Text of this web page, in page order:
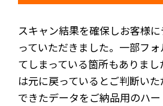
スキャン結果を確保しお客様
っていただきました。一部フ
てしまっている箇所もありま
は元に戻っているとご判断い
できたデータをご納品用のハ